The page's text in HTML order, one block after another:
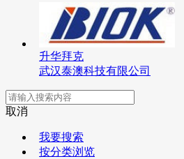
升华拜克
武汉泰澳科技有限公司
取消
我要搜索
按分类浏览